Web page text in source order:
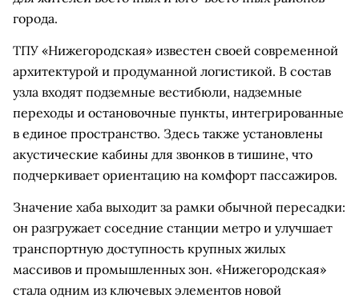
города.
ТПУ «Нижегородская» известен своей современной
архитектурой и продуманной логистикой. В состав
узла входят подземные вестибюли, надземные
переходы и остановочные пункты, интегрированные
в единое пространство. Здесь также установлены
акустические кабины для звонков в тишине, что
подчеркивает ориентацию на комфорт пассажиров.
Значение хаба выходит за рамки обычной пересадки:
он разгружает соседние станции метро и улучшает
транспортную доступность крупных жилых
массивов и промышленных зон. «Нижегородская»
стала одним из ключевых элементов новой